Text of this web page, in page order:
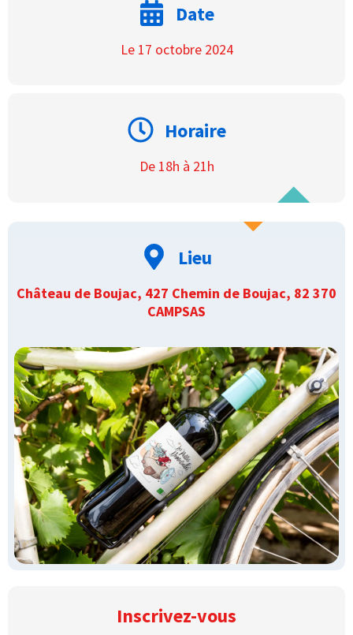
Date
Le 17 octobre 2024
Horaire
De 18h à 21h
Lieu
Château de Boujac, 427 Chemin de Boujac, 82 370
CAMPSAS
Inscrivez-vous